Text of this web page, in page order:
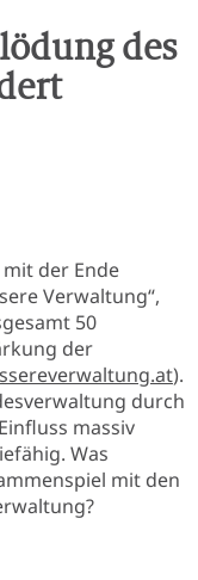
des
der Ende
Verwaltung“,
50
der
).
durch
massiv
Was
mit den